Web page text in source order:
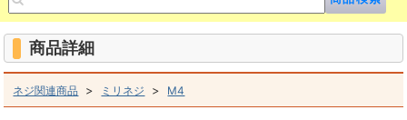
商品詳細
ネジ関連商品 > ミリネジ > M4